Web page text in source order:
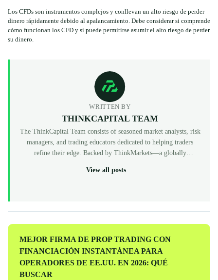
Los CFDs son instrumentos complejos y conllevan un alto riesgo de perder
dinero rápidamente debido al apalancamiento. Debe considerar si comprende
cómo funcionan los CFD y si puede permitirse asumir el alto riesgo de perder
su dinero.
WRITTEN BY
THINKCAPITAL TEAM
The ThinkCapital Team consists of seasoned market analysts, risk
managers, and trading educators dedicated to helping traders
refine their edge. Backed by ThinkMarkets—a globally
ThinkCapital provides the institutional-grade infrastructure and
View all posts
Entrada
anterior
MEJOR FIRMA DE PROP TRADING CON
FINANCIACIÓN INSTANTÁNEA PARA
OPERADORES DE EE.UU. EN 2026: QUÉ
BUSCAR